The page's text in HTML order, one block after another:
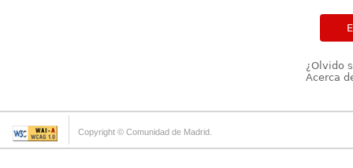
¿Olvido
Acerca
Copyright © Comunidad de Madrid.